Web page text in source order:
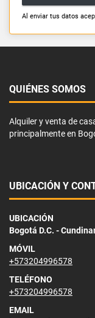
Al enviar tus datos
QUIÉNES SOMOS
Alquiler y venta de
principalmente en
UBICACIÓN Y
UBICACIÓN
Bogotá D.C. -
MÓVIL
+573204996578
TELÉFONO
+573204996578
EMAIL